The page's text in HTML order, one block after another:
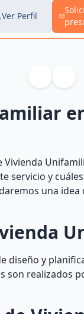
Ver Perfil
servicio y
una idea
y
son realizados